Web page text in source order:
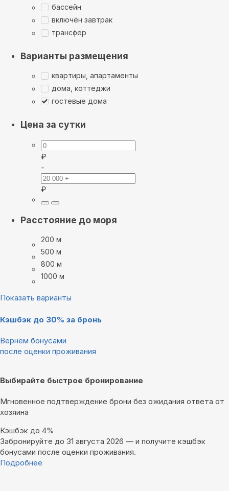
бассейн
включён завтрак
трансфер
Варианты размещения
квартиры, апартаменты
дома, коттеджи
гостевые дома
Цена за сутки
₽
-
₽
Расстояние до моря
200 м
500 м
800 м
1000 м
Показать варианты
Кэшбэк до 30% за бронь
Вернём бонусами
после оценки проживания
Выбирайте быстрое бронирование
Мгновенное подтверждение брони без ожидания ответа от
хозяина
Кэшбэк до 4%
Забронируйте до 31 августа 2026 — и получите кэшбэк
бонусами после оценки проживания.
Подробнее